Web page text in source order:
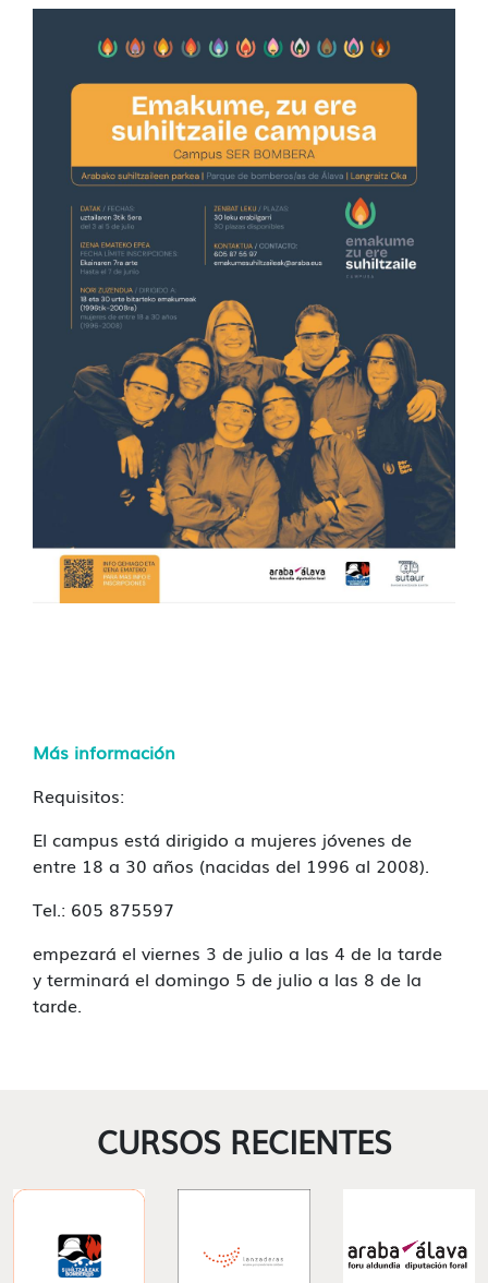
Más información
Requisitos:
El campus está dirigido a mujeres jóvenes de
entre 18 a 30 años (nacidas del 1996 al 2008).
Tel.: 605 875597
empezará el viernes 3 de julio a las 4 de la tarde
y terminará el domingo 5 de julio a las 8 de la
tarde.
CURSOS RECIENTES